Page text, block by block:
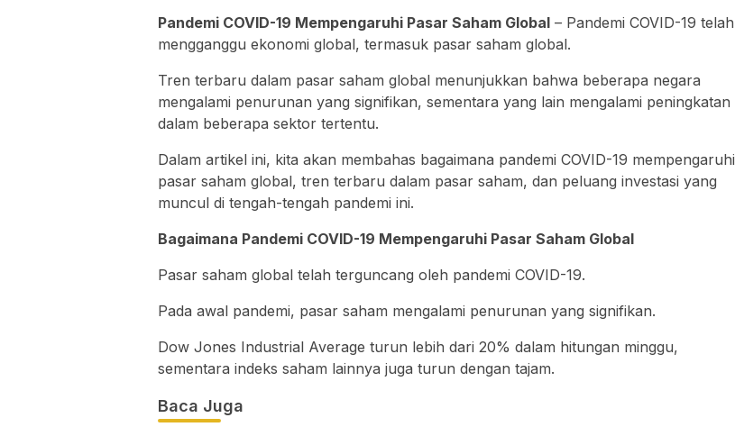
Pandemi COVID-19 Mempengaruhi Pasar Saham Global – Pandemi COVID-19 telah
mengganggu ekonomi global, termasuk pasar saham global.
Tren terbaru dalam pasar saham global menunjukkan bahwa beberapa negara
mengalami penurunan yang signifikan, sementara yang lain mengalami peningkatan
dalam beberapa sektor tertentu.
Dalam artikel ini, kita akan membahas bagaimana pandemi COVID-19 mempengaruhi
pasar saham global, tren terbaru dalam pasar saham, dan peluang investasi yang
muncul di tengah-tengah pandemi ini.
Bagaimana Pandemi COVID-19 Mempengaruhi Pasar Saham Global
Pasar saham global telah terguncang oleh pandemi COVID-19.
Pada awal pandemi, pasar saham mengalami penurunan yang signifikan.
Dow Jones Industrial Average turun lebih dari 20% dalam hitungan minggu,
sementara indeks saham lainnya juga turun dengan tajam.
Baca Juga